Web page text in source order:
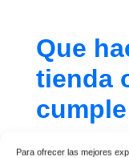
Para ofrecer las mejores
Que
tienda
cumple